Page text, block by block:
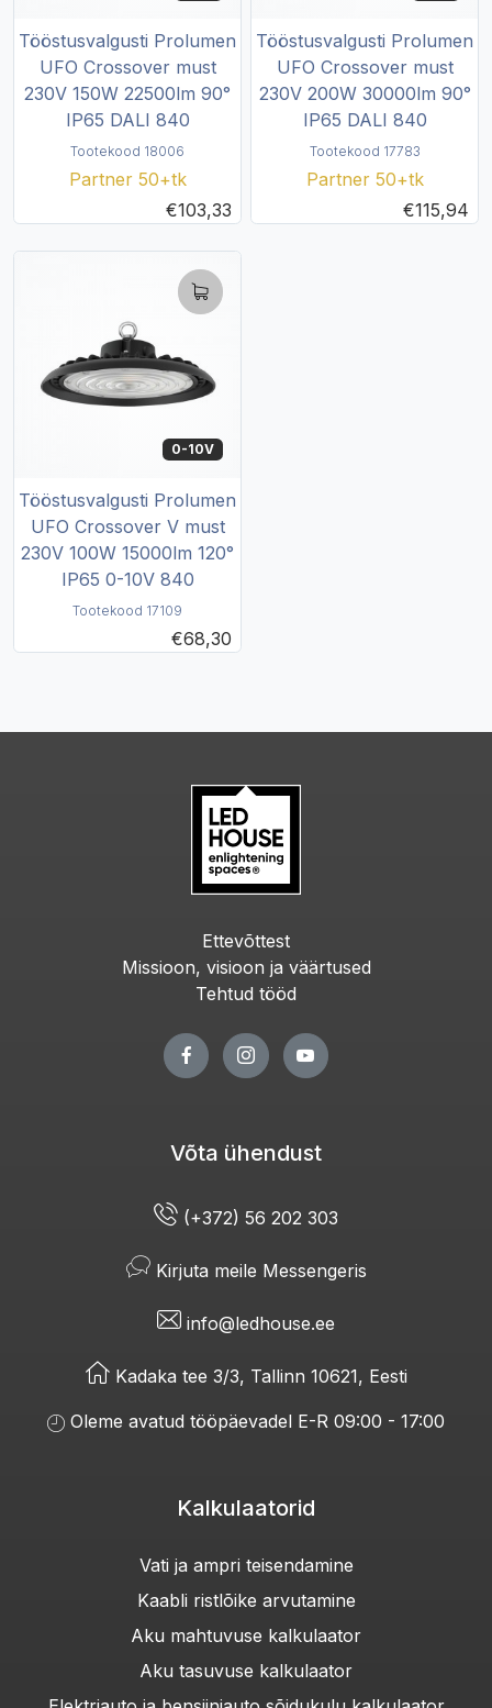
Tööstusvalgusti Prolumen
UFO Crossover must
230V 150W 22500lm 90°
IP65 DALI 840
Tootekood 18006
Partner 50+tk
€103,33
Tööstusvalgusti Prolumen
UFO Crossover must
230V 200W 30000lm 90°
IP65 DALI 840
Tootekood 17783
Partner 50+tk
€115,94
0-10V
Tööstusvalgusti Prolumen
UFO Crossover V must
230V 100W 15000lm 120°
IP65 0-10V 840
Tootekood 17109
€68,30
Ettevõttest
Missioon, visioon ja väärtused
Tehtud tööd
Võta ühendust
(+372) 56 202 303
Kirjuta meile Messengeris
info@ledhouse.ee
Kadaka tee 3/3, Tallinn 10621, Eesti
Oleme avatud tööpäevadel E-R 09:00 - 17:00
Kalkulaatorid
Vati ja ampri teisendamine
Kaabli ristlõike arvutamine
Aku mahtuvuse kalkulaator
Aku tasuvuse kalkulaator